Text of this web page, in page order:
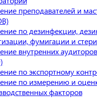
преподавателей и
по дезинфекции,
фумигации и
внутренних
по экспортному
по измерению и
факторов